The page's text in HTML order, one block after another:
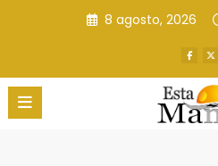
8 agosto, 2026